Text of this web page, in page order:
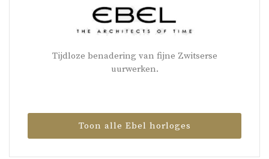
Tijdloze benadering van fijne Zwitserse
uurwerken.
Toon alle Ebel horloges